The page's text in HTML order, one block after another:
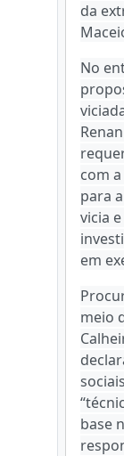
da
No
com
para
vicia
em
meio
base